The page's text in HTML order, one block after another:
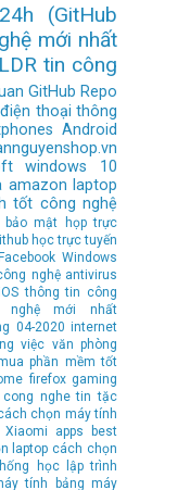
(GitHub
mới nhất
tin công
GitHub Repo
điện thoại thông
Android
windows 10
amazon laptop
tốt công nghệ
bảo mật
họp trực
học trực tuyến
Windows
nghệ antivirus
thông tin công
nghệ mới nhất
04-2020 internet
việc văn phòng
phần mềm tốt
firefox gaming
nghe tin tặc
chọn máy tính
Xiaomi apps
best
laptop cách chọn
học lập trình
tính bảng máy